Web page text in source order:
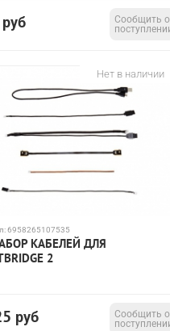
руб
Сообщить о
Нет в наличии
6958265107535
КАБЕЛЕЙ ДЛЯ
2
руб
Сообщить о